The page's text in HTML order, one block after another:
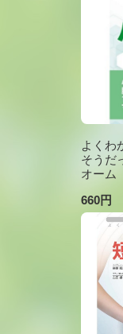
よくわ
そうだ
オーム
660円